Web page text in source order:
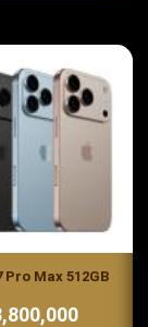
Pro Max 512GB